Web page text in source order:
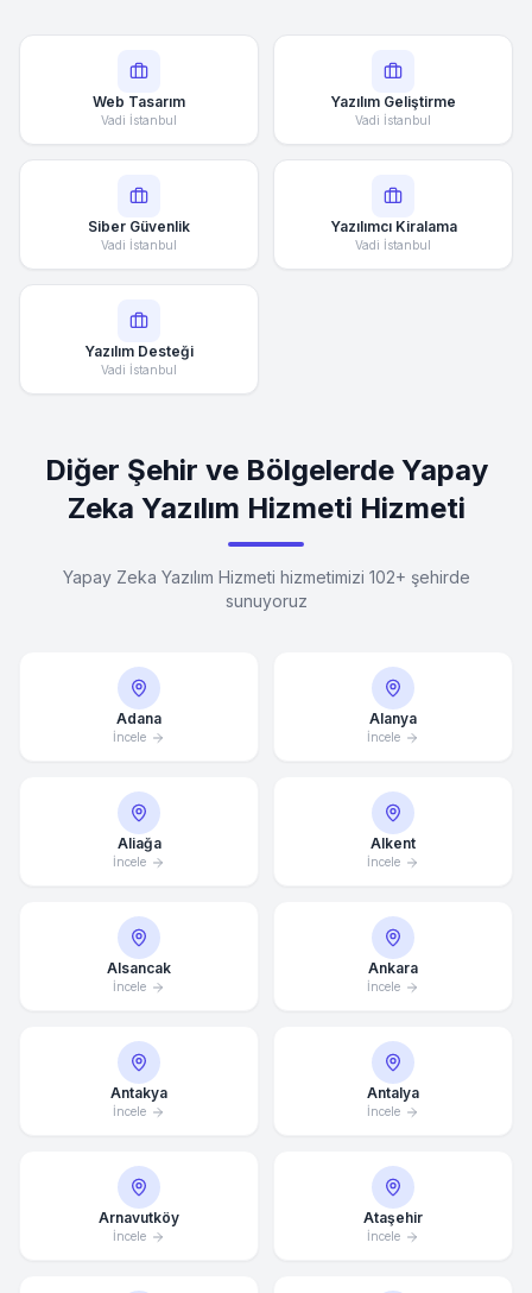
Web Tasarım
Vadi İstanbul
Yazılım Geliştirme
Vadi İstanbul
Siber Güvenlik
Vadi İstanbul
Yazılımcı Kiralama
Vadi İstanbul
Yazılım Desteği
Vadi İstanbul
Diğer Şehir ve Bölgelerde Yapay
Zeka Yazılım Hizmeti Hizmeti
Yapay Zeka Yazılım Hizmeti hizmetimizi 102+ şehirde
sunuyoruz
Adana
İncele
Alanya
İncele
Aliağa
İncele
Alkent
İncele
Alsancak
İncele
Ankara
İncele
Antakya
İncele
Antalya
İncele
Arnavutköy
İncele
Ataşehir
İncele